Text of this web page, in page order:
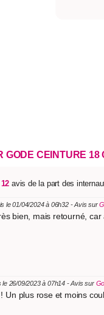
GODE CEINTURE 18
12 avis de la part des
le 01/04/2024 à 06h32 - Avis sur
bien, mais retourné,
26/09/2023 à 07h14 - Avis sur
Un plus rose et moins